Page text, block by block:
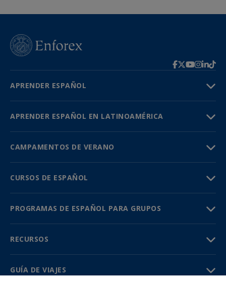
APRENDER ESPAÑOL
APRENDER ESPAÑOL EN LATINOAMÉRICA
CAMPAMENTOS DE VERANO
CURSOS DE ESPAÑOL
PROGRAMAS DE ESPAÑOL PARA GRUPOS
RECURSOS
GUÍA DE VIAJES